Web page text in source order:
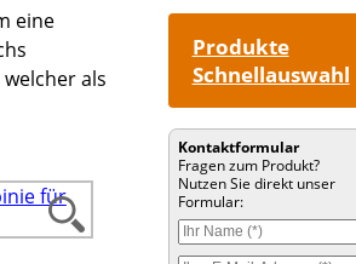
eine
als
Produkte
Schnellauswahl
Kontaktformular
Fragen zum Produkt?
Nutzen Sie direkt unser
Formular: